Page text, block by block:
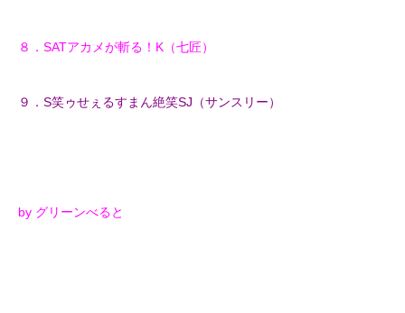
８．SATアカメが斬る！K（七匠）
９．S笑ゥせぇるすまん絶笑SJ（サンスリー）
by グリーンべると